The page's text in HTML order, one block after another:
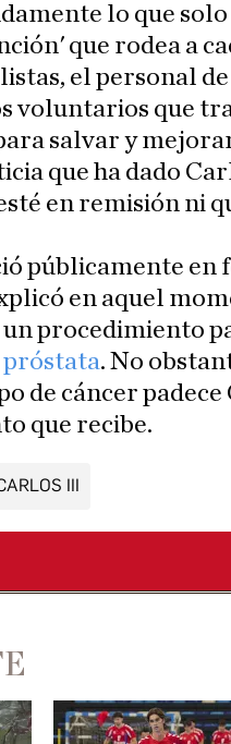
lo que
que rodea a
el personal
voluntarios que
salvar y
que ha dado
en remisión ni
públicamente en
en aquel
procedimiento
próstata. No
de cáncer
que recibe.
III